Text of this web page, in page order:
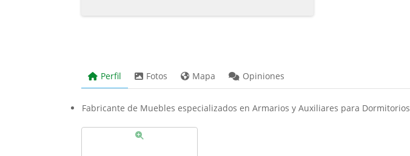
Perfil Fotos Mapa Opiniones
Fabricante de Muebles especializados en Armarios y Auxiliares para Dormitorios